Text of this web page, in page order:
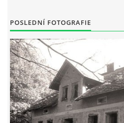
POSLEDNÍ FOTOGRAFIE